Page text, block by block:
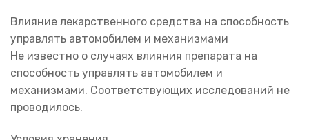
Влияние лекарственного средства на способность
управлять автомобилем и механизмами
Не известно о случаях влияния препарата на
способность управлять автомобилем и
механизмами. Соответствующих исследований не
проводилось.